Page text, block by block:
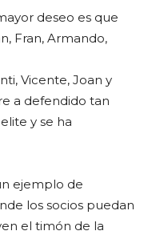
deseo es que
Fran, Armando,
Vicente, Joan y
a defendido tan
y se ha
ejemplo de
los socios puedan
el timón de la